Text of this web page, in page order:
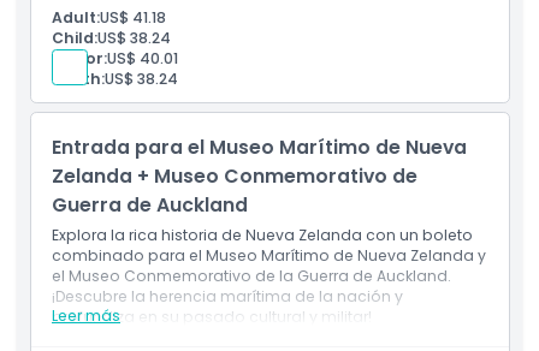
Adult:US$ 41.18
Child:US$ 38.24
Senior:US$ 40.01
Youth:US$ 38.24
Entrada para el Museo Marítimo de Nueva
Zelanda + Museo Conmemorativo de
Guerra de Auckland
Explora la rica historia de Nueva Zelanda con un boleto
combinado para el Museo Marítimo de Nueva Zelanda y
el Museo Conmemorativo de la Guerra de Auckland.
¡Descubre la herencia marítima de la nación y
profundiza en su pasado cultural y militar!
Leer más